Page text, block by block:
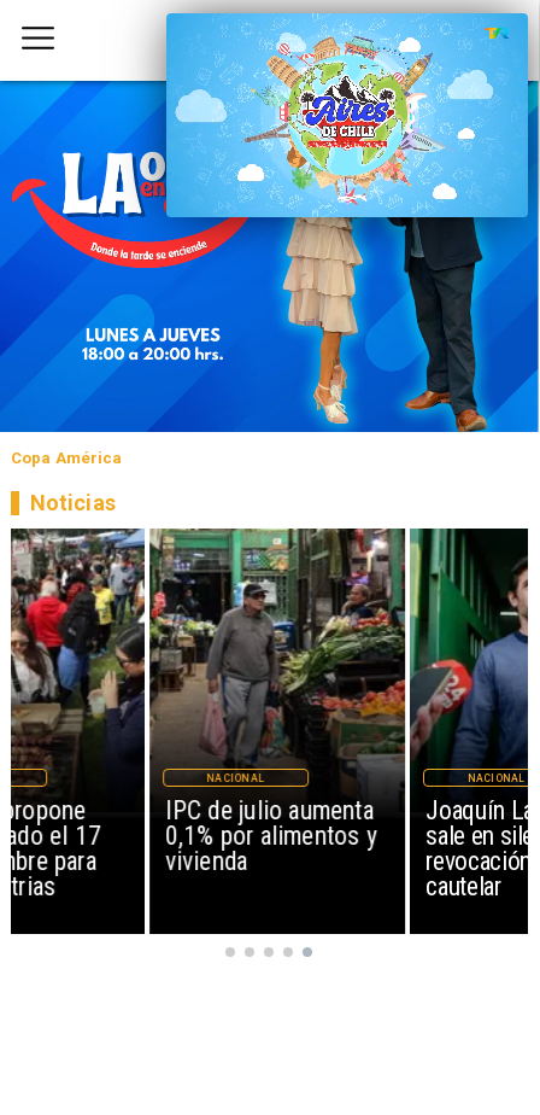
Copa América
IPC de julio aumenta
0,1% por alimentos y
vivienda
Joaquín Lavín León
sale en silencio tras
revocación de medida
NACIONAL
Noticias